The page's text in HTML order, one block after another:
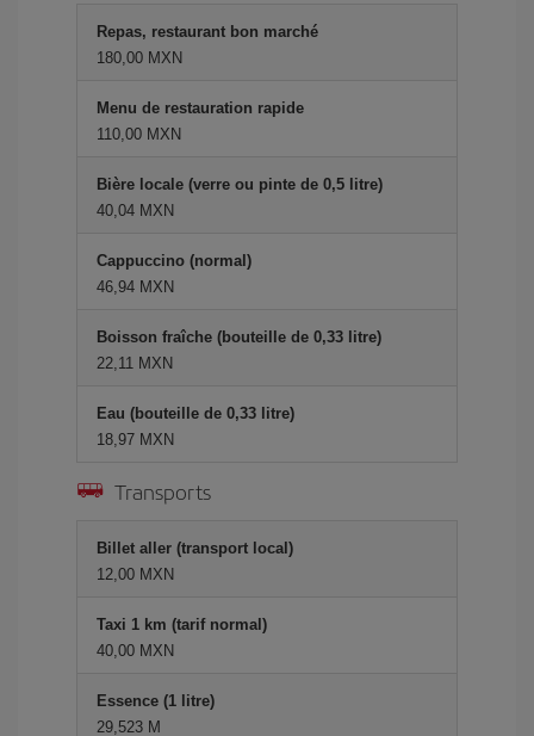
Repas, restaurant bon marché
180,00 MXN
Menu de restauration rapide
110,00 MXN
Bière locale (verre ou pinte de 0,5 litre)
40,04 MXN
Cappuccino (normal)
46,94 MXN
Boisson fraîche (bouteille de 0,33 litre)
22,11 MXN
Eau (bouteille de 0,33 litre)
18,97 MXN
Transports
Billet aller (transport local)
12,00 MXN
Taxi 1 km (tarif normal)
40,00 MXN
Essence (1 litre)
29,523 M